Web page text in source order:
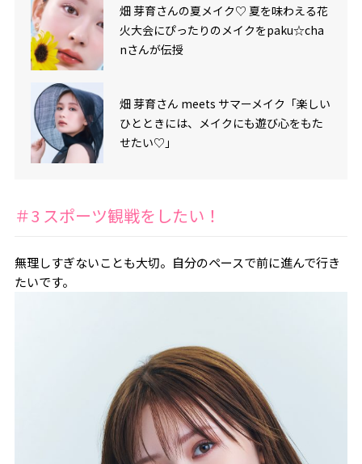
畑 芽育さんの夏メイク♡ 夏を味わえる花
火大会にぴったりのメイクをpaku☆cha
nさんが伝授
畑 芽育さん meets サマーメイク「楽しい
ひとときには、メイクにも遊び心をもた
せたい♡」
＃3 スポーツ観戦をしたい！
無理しすぎないことも大切。自分のペースで前に進んで行き
たいです。